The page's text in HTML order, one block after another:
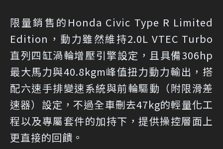
限量銷售的Honda Civic Type R Limited
Edition，動力雖然維持2.0L VTEC Turbo
直列四缸渦輪增壓引擎設定，且具備306hp
最大馬力與40.8kgm峰值扭力動力輸出，搭
配六速手排變速系統與前輪驅動（附限滑差
速器）設定，不過全車刪去47kg的輕量化工
程以及專屬套件的加持下，提供操控層面上
更直接的回饋。